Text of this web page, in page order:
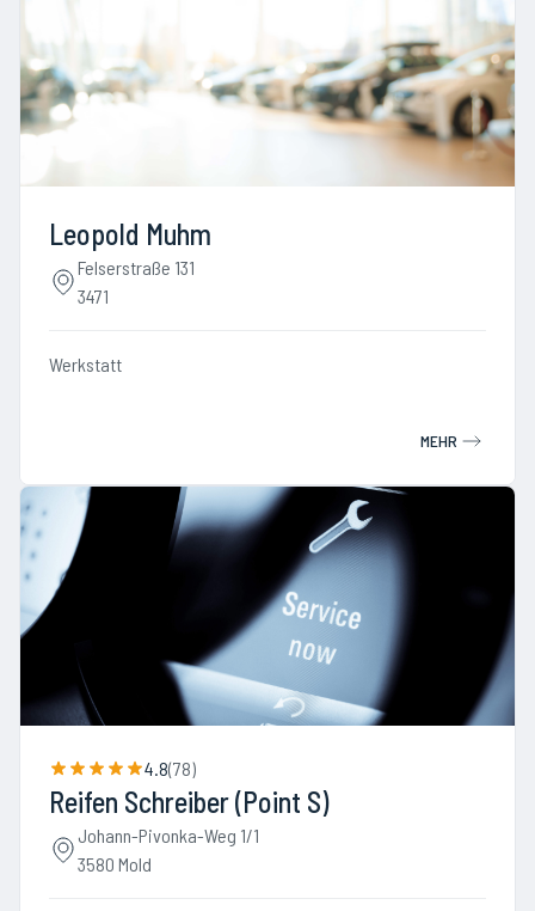
Leopold Muhm
Felserstraße 131
3471
Werkstatt
MEHR
4.8(78)
Reifen Schreiber (Point S)
Johann-Pivonka-Weg 1/1
3580 Mold